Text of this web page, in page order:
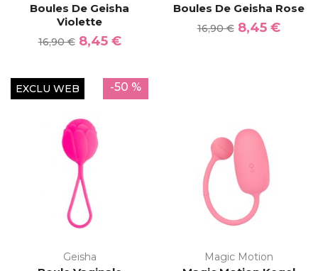
Boules De Geisha
Violette
16,90 € 8,45 €
Boules De Geisha Rose
16,90 € 8,45 €
Geisha
EXCLU WEB -50 %
Magic Motion